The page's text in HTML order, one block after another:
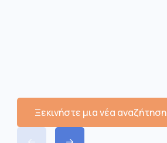
Ξεκινήστε μια νέα αναζήτηση